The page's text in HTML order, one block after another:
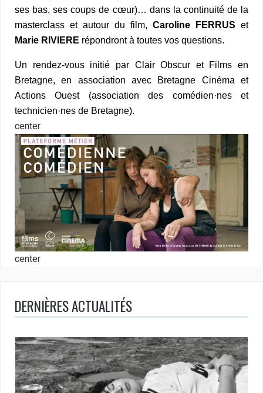
ses bas, ses coups de cœur)… dans la continuité de la
masterclass et autour du film, Caroline FERRUS et
Marie RIVIERE répondront à toutes vos questions.
Un rendez-vous initié par Clair Obscur et Films en
Bretagne, en association avec Bretagne Cinéma et
Actions Ouest (association des comédien·nes et
technicien·nes de Bretagne).
center
center
DERNIÈRES ACTUALITÉS